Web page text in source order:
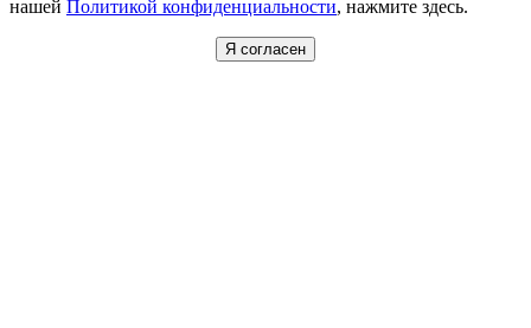
нашей Политикой конфиденциальности, нажмите здесь.
Я согласен